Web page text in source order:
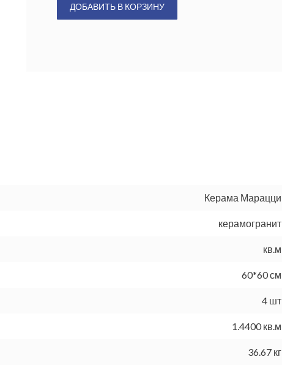
ДОБАВИТЬ В КОРЗИНУ
Керама Марацци
керамогранит
кв.м
60*60 см
4 шт
1.4400 кв.м
36.67 кг